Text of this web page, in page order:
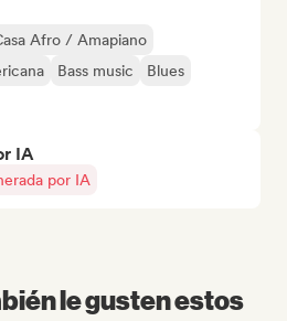
Afro / Amapiano
Bass music
Blues
IA
por IA
le gusten estos